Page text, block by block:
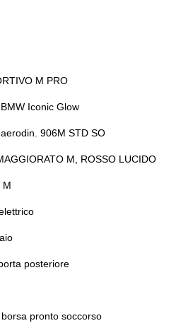
colori
/ tirefit
a tre zone
M PRO
Iconic Glow
906M STD SO
M, ROSSO LUCIDO
posteriore
pronto soccorso